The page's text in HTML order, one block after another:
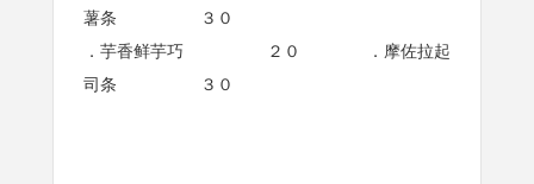
薯条 ３０
．芋香鲜芋巧 ２０ ．摩佐拉起
司条 ３０